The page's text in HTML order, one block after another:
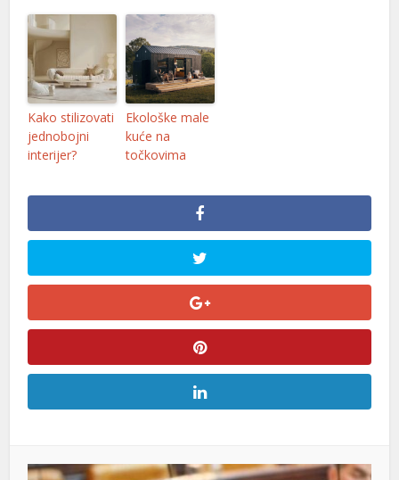
Kako stilizovati
jednobojni
interijer?
Ekološke male
kuće na
točkovima